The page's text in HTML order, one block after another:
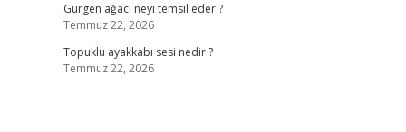
Gürgen ağacı neyi temsil eder ?
Temmuz 22, 2026
Topuklu ayakkabı sesi nedir ?
Temmuz 22, 2026